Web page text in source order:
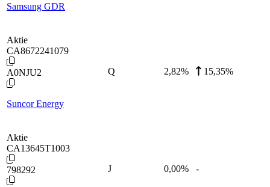
Samsung GDR
Aktie
CA8672241079
A0NJU2
Suncor Energy
Q 2,82% 15,35%
Aktie
CA13645T1003
798292 J 0,00% -